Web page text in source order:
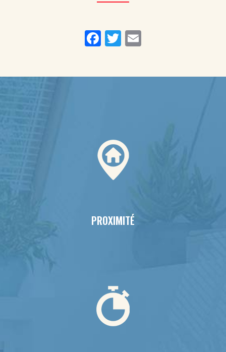
Facebook
Twitter
PROXIMITÉ